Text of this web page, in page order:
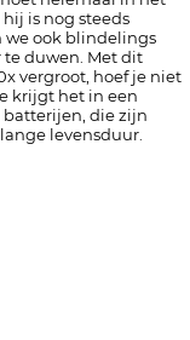
is nog steeds
we ook blindelings
te duwen. Met dit
vergroot, hoef je niet
krijgt het in een
batterijen, die zijn
levensduur.